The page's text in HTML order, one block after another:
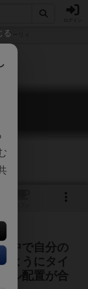
ブーリィ
中で自分の
ようにタイ
ル配置が合
る